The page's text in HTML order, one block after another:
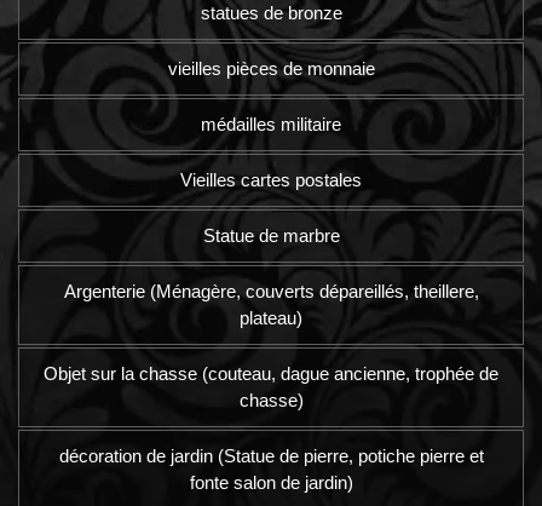
statues de bronze
vieilles pièces de monnaie
médailles militaire
Vieilles cartes postales
Statue de marbre
Argenterie (Ménagère, couverts dépareillés, theillere,
plateau)
Objet sur la chasse (couteau, dague ancienne, trophée de
chasse)
décoration de jardin (Statue de pierre, potiche pierre et
fonte salon de jardin)